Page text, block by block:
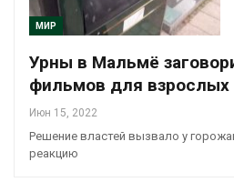
МИР
Урны в Мальмё
фильмов для взрослых
Июн 15, 2022
Решение властей вызвало у
реакцию